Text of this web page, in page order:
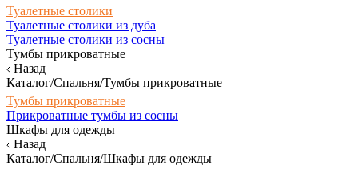
Туалетные столики
Туалетные столики из дуба
Туалетные столики из сосны
Тумбы прикроватные
Назад
Каталог/Спальня/Тумбы прикроватные
Тумбы прикроватные
Прикроватные тумбы из сосны
Шкафы для одежды
Назад
Каталог/Спальня/Шкафы для одежды